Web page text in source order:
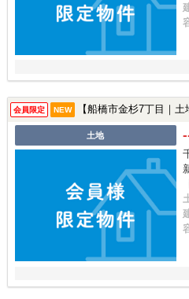
会員限定 NEW 【船橋市金杉7丁目｜土
土地